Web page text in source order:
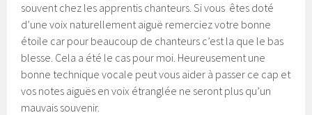
souvent chez les apprentis chanteurs. Si vous êtes doté
d’une voix naturellement aiguë remerciez votre bonne
étoile car pour beaucoup de chanteurs c’est la que le bas
blesse. Cela a été le cas pour moi. Heureusement une
bonne technique vocale peut vous aider à passer ce cap et
vos notes aiguës en voix étranglée ne seront plus qu’un
mauvais souvenir.